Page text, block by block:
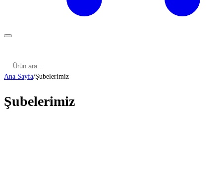
Ana Sayfa/Şubelerimiz
Şubelerimiz